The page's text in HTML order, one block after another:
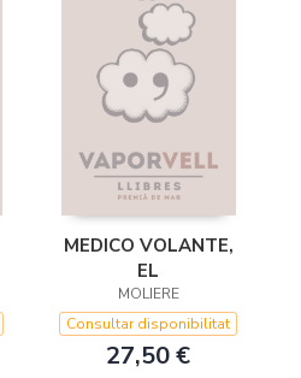
MEDICO VOLANTE,
EL
MOLIERE
Consultar disponibilitat
27,50 €